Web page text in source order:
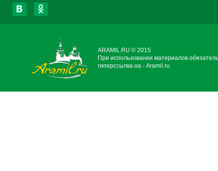
ARAMIL.RU © 2015
При использовании материалов
гиперссылка на - Aramil.ru